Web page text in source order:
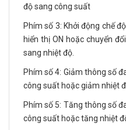
độ sang công suất
Phím số 3: Khởi động chế
hiển thị ON hoặc chuyển
sang nhiệt độ.
Phím số 4: Giảm thông số
công suất hoặc giảm nhiệt
Phím số 5: Tăng thông số
công suất hoặc tăng nhiệt